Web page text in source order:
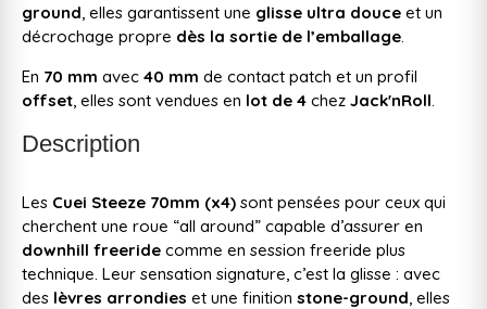
ground, elles garantissent une glisse ultra douce et un
décrochage propre dès la sortie de l’emballage.
En 70 mm avec 40 mm de contact patch et un profil
offset, elles sont vendues en lot de 4 chez Jack'nRoll.
Description
Les Cuei Steeze 70mm (x4) sont pensées pour ceux qui
cherchent une roue “all around” capable d’assurer en
downhill freeride comme en session freeride plus
technique. Leur sensation signature, c’est la glisse : avec
des lèvres arrondies et une finition stone-ground, elles